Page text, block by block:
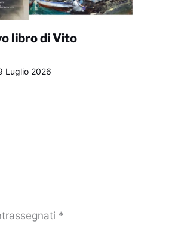
libro di Vito
Luglio 2026
*